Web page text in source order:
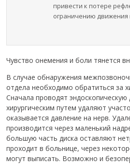
привести к потере
ограничению движения
Чувство онемения и боли тянется
В случае обнаружения
отдела необходимо обратиться за
Сначала проводят
хирургическим путем удаляют
оказывается давление на нерв.
производится через маленький
большую часть диска оставляют
проходит в больнице, через
могут выписать. Возможно и